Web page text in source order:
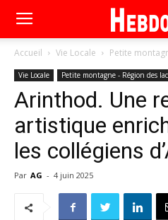
Accueil Vie Locale Petite
Vie Locale Petite montagne - Région des
Arinthod. Une
artistique
les collégiens
Par AG - 4 juin 2025